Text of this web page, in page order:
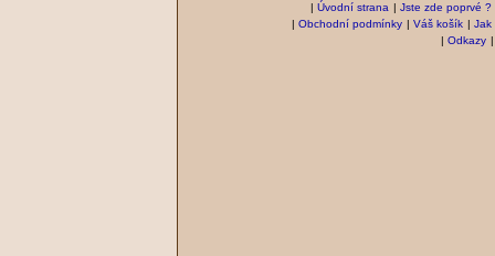
| Úvodní strana | Jste zde poprvé ?
| Obchodní podmínky | Váš košík | Jak
| Odkazy